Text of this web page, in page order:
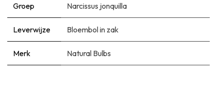
Groep Narcissus jonquilla
Leverwijze Bloembol in zak
Merk Natural Bulbs